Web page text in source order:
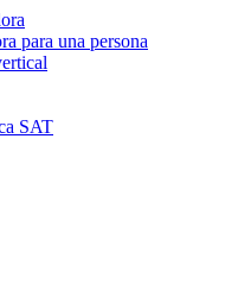
para una persona
SAT